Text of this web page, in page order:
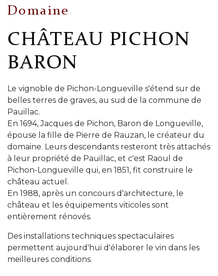
Domaine
CHÂTEAU PICHON
BARON
Le vignoble de Pichon-Longueville s'étend sur de
belles terres de graves, au sud de la commune de
Pauillac.
En 1694, Jacques de Pichon, Baron de Longueville,
épouse la fille de Pierre de Rauzan, le créateur du
domaine. Leurs descendants resteront très attachés
à leur propriété de Pauillac, et c'est Raoul de
Pichon-Longueville qui, en 1851, fit construire le
château actuel.
En 1988, après un concours d'architecture, le
château et les équipements viticoles sont
entièrement rénovés.
Des installations techniques spectaculaires
permettent aujourd'hui d'élaborer le vin dans les
meilleures conditions.